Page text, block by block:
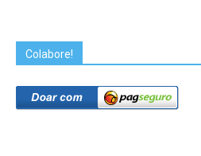
Colabore!